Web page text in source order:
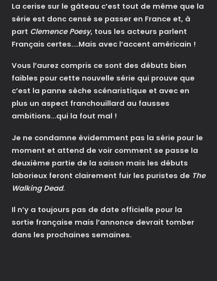
La cerise sur le gâteau c’est tout de même que la
série est donc censé se passer en France et, à
part Clemence Poesy, tous les acteurs parlent
Français certes….Mais avec l’accent américain !
Vous l’aurez compris ce sont des débuts bien
faibles pour cette nouvelle série qui prouve que
c’est la panne sèche scénaristique et avec en
plus un aspect franchouillard au fausses
ambitions…qui la fout mal !
Je ne condamne évidemment pas la série pour le
moment et attend de voir comment se passe la
deuxième partie de la saison mais les débuts
laborieux feront clairement fuir les puristes de The
Walking Dead.
Il n’y a toujours pas de date officielle pour la
sortie française mais l’annonce devrait tomber
dans les prochaines semaines.